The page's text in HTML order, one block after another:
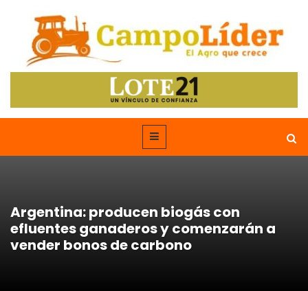
Argentina: producen biogás con
efluentes ganaderos y comenzarán a
vender bonos de carbono